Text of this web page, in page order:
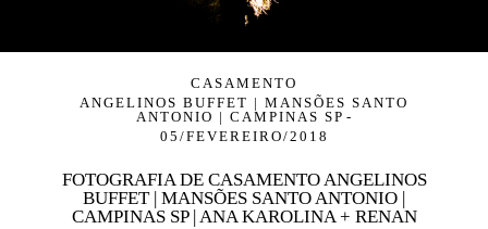
CASAMENTO
ANGELINOS BUFFET | MANSÕES SANTO
ANTONIO | CAMPINAS SP
05/FEVEREIRO/2018
FOTOGRAFIA DE CASAMENTO ANGELINOS
BUFFET | MANSÕES SANTO ANTONIO |
CAMPINAS SP | ANA KAROLINA + RENAN